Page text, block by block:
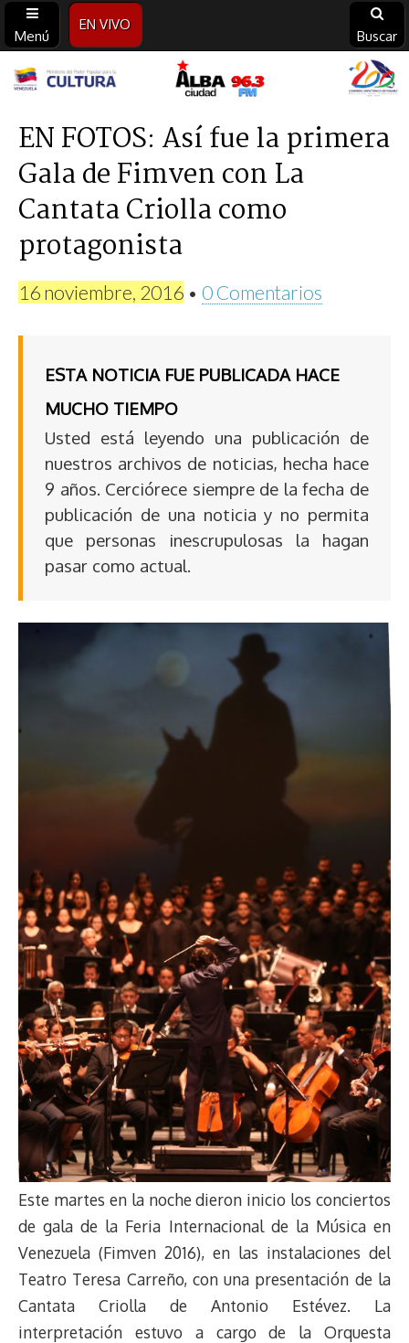
Menú
EN VIVO
Buscar
Alba
Ciudad
96.3
FM
EN FOTOS: Así fue la primera
Gala de Fimven con La
Cantata Criolla como
protagonista
16 noviembre, 2016 • 0 Comentarios
ESTA NOTICIA FUE PUBLICADA HACE
MUCHO TIEMPO
Usted está leyendo una publicación de
nuestros archivos de noticias, hecha hace
9 años. Cerciórece siempre de la fecha de
publicación de una noticia y no permita
que personas inescrupulosas la hagan
pasar como actual.
Este martes en la noche dieron inicio los conciertos
de gala de la Feria Internacional de la Música en
Venezuela (Fimven 2016), en las instalaciones del
Teatro Teresa Carreño, con una presentación de la
Cantata Criolla de Antonio Estévez. La
interpretación estuvo a cargo de la Orquesta